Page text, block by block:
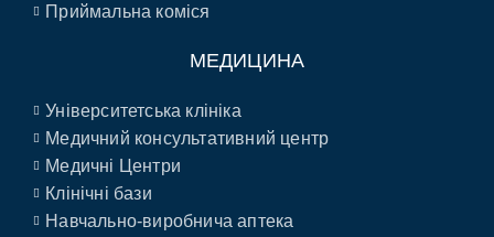
Приймальна коміся
МЕДИЦИНА
Університетська клініка
Медичний консультативний центр
Медичні Центри
Клінічні бази
Навчально-виробнича аптека